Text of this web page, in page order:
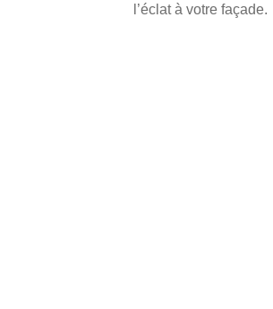
l’éclat à votre façade.